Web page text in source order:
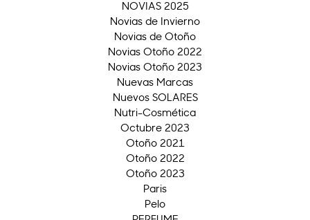
NOVIAS 2025
Novias de Invierno
Novias de Otoño
Novias Otoño 2022
Novias Otoño 2023
Nuevas Marcas
Nuevos SOLARES
Nutri-Cosmética
Octubre 2023
Otoño 2021
Otoño 2022
Otoño 2023
Paris
Pelo